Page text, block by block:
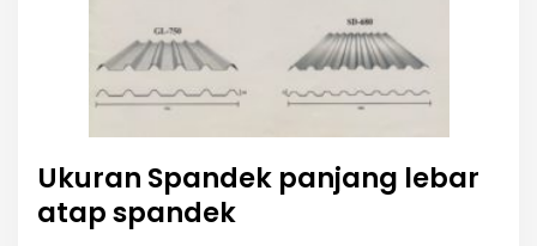
Ukuran Spandek panjang lebar
atap spandek